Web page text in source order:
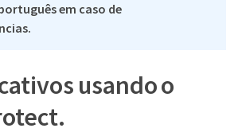
em caso de
usando o